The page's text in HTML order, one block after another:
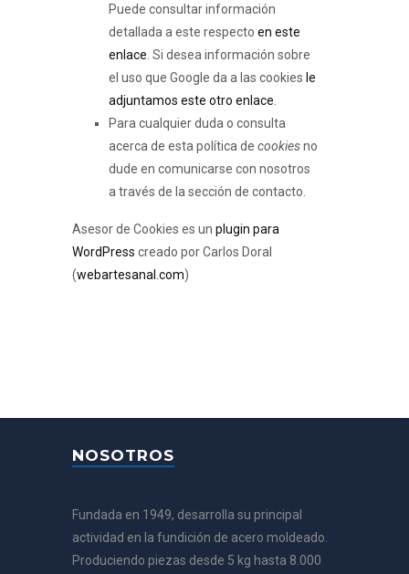
Puede consultar información
detallada a este respecto en este
enlace . Si desea información sobre
el uso que Google da a las cookies le
adjuntamos este otro enlace
Para cualquier duda o consulta
acerca de esta política de cookiesno
dude en comunicarse con nosotros
a través de la sección de contacto.
Asesor de Cookies es un plugin para
WordPress creado por Carlos Doral
(webartesanal.com)
NOSOTROS
Fundada en 1949, desarrolla su principal
actividad en la fundición de acero moldeado.
Produciendo piezas desde 5 kg hasta 8.000